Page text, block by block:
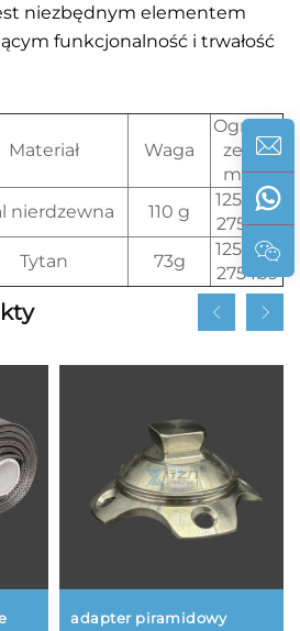
niezbędnym elementem
funkcjonalność i trwałość
Materiał Waga
Ogranic
zenie
masy
nierdzewna 110 g
125 kg /
275 Ibs
Tytan 73g
125 kg /
275 Ibs
adapter piramidowy